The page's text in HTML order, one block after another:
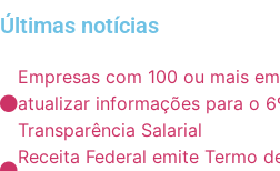
Últimas notícias
Empresas com 100 ou mais
atualizar informações para o
Transparência Salarial
Receita Federal emite Termo